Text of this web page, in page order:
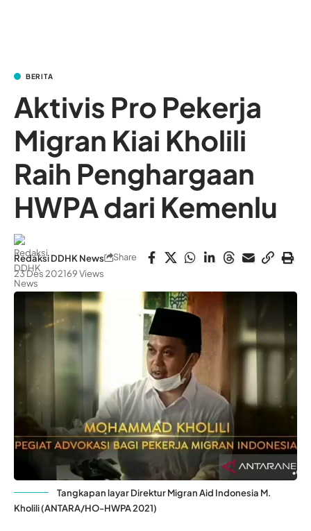
BERITA
Aktivis Pro Pekerja
Migran Kiai Kholili
Raih Penghargaan
HWPA dari Kemenlu
Redaksi DDHK News
23 Des 202169 Views
Share
Tangkapan layar Direktur Migran Aid Indonesia M.
Kholili (ANTARA/HO-HWPA 2021)